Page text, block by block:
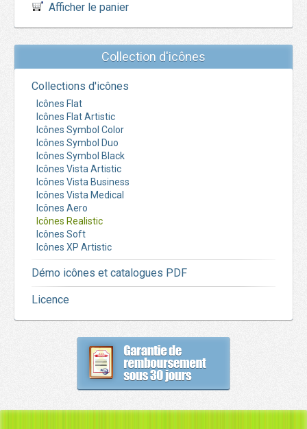
Afficher le panier
Collection d'icônes
Collections d'icônes
Icônes Flat
Icônes Flat Artistic
Icônes Symbol Color
Icônes Symbol Duo
Icônes Symbol Black
Icônes Vista Artistic
Icônes Vista Business
Icônes Vista Medical
Icônes Aero
Icônes Realistic
Icônes Soft
Icônes XP Artistic
Démo icônes et catalogues PDF
Licence